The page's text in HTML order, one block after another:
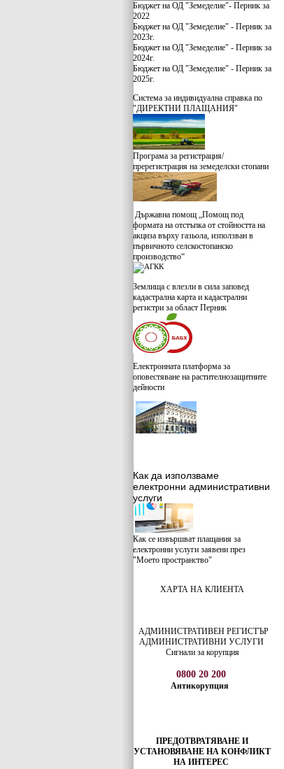
Бюджет на ОД "Земеделие"- Перник за
2022
Бюджет на ОД "Земеделие" - Перник за
2023г.
Бюджет на ОД "Земеделие" - Перник за
2024г.
Бюджет на ОД "Земеделие" - Перник за
2025г.
Система за индивидуaлна справка по
"ДИРЕКТНИ ПЛАЩАНИЯ"
Програма за регистрация/
пререгистрация на земеделски стопани
Държавна помощ „Помощ под
формата на отстъпка от стойността на
акциза върху газьола, използван в
първичното селскостопанско
производство“
Землища с влезли в сила заповед
кадастрална карта и кадастрални
регистри за област Перник
Електронната платформа за
оповестяване на растителнозащитните
дейности
Как да използваме
електронни административни
услуги
Как се извършват плащания за
електронни услуги заявени през
"Моето пространство"
ХАРТА НА КЛИЕНТА
АДМИНИСТРАТИВЕН РЕГИСТЪР
АДМИНИСТРАТИВНИ УСЛУГИ
Сигнали за корупция
0800 20 200
Антикорупция
ПРЕДОТВРАТЯВАНЕ И
УСТАНОВЯВАНЕ НА КОНФЛИКТ
НА ИНТЕРЕС